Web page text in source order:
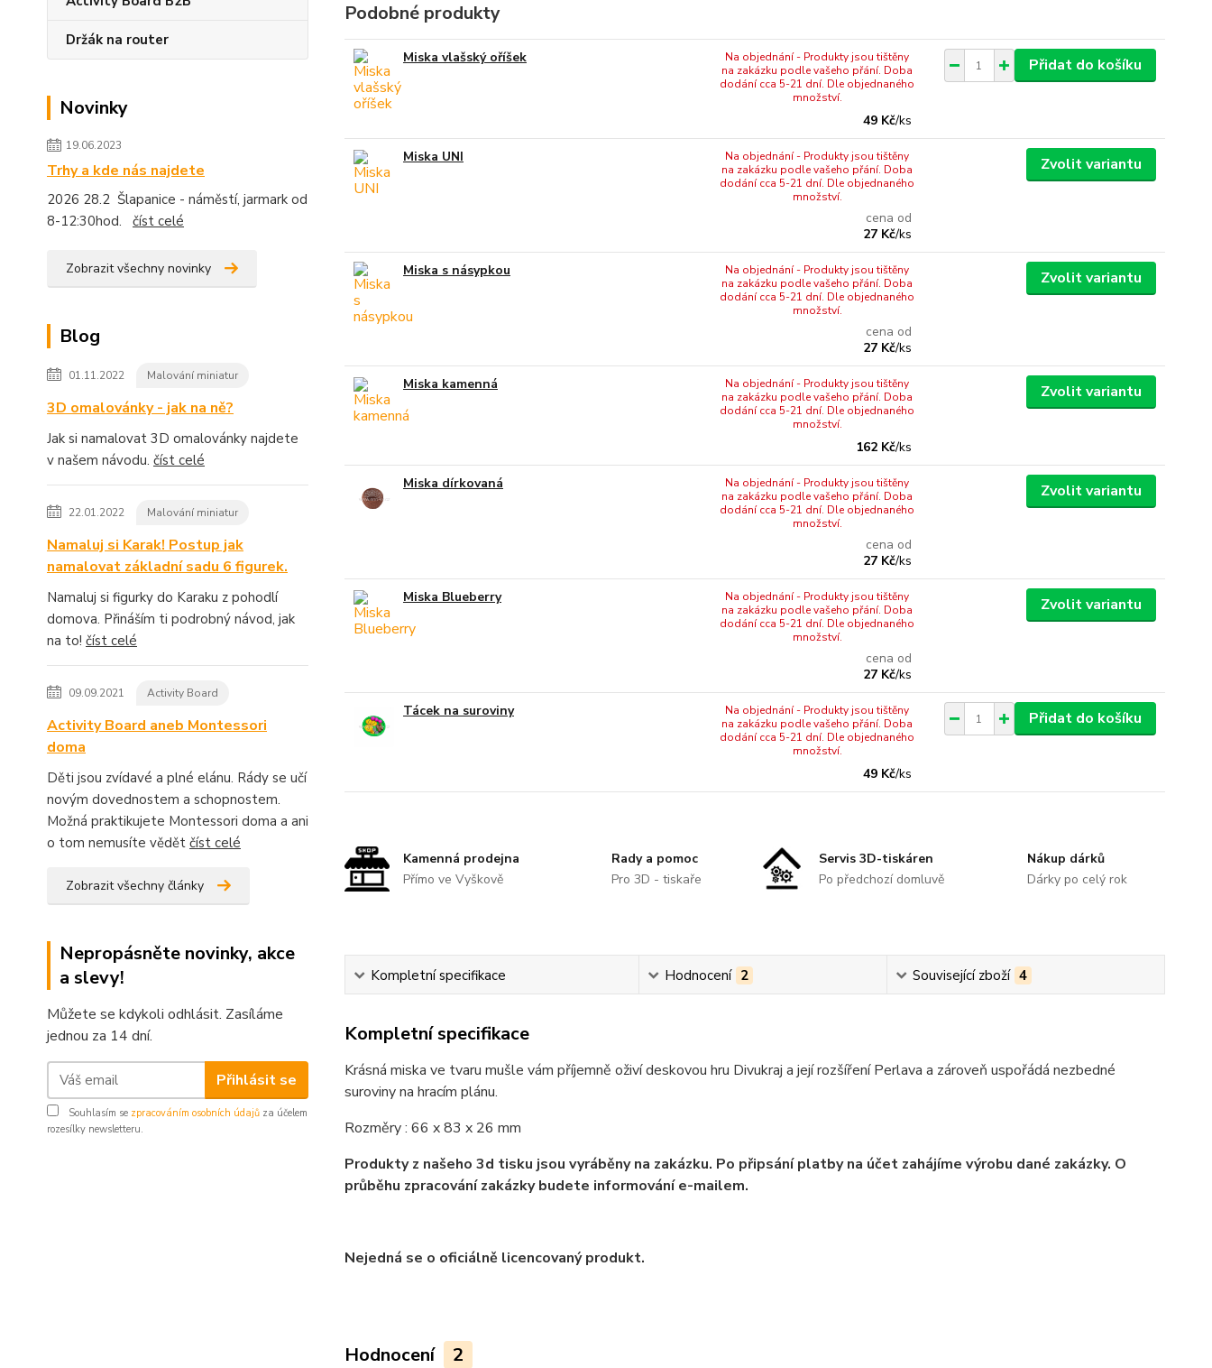
Držák na router
Novinky
19.06.2023
Trhy a kde nás najdete
2026 28.2 Šlapanice - náměstí, jarmark od
8-12:30hod. číst celé
Zobrazit všechny novinky
Blog
01.11.2022 Malování miniatur
3D omalovánky - jak na ně?
Jak si namalovat 3D omalovánky najdete
v našem návodu. číst celé
22.01.2022 Malování miniatur
Namaluj si Karak! Postup jak
namalovat základní sadu 6 figurek.
Namaluj si figurky do Karaku z pohodlí
domova. Přináším ti podrobný návod, jak
na to! číst celé
09.09.2021 Activity Board
Activity Board aneb Montessori
doma
Děti jsou zvídavé a plné elánu. Rády se učí
novým dovednostem a schopnostem.
Možná praktikujete Montessori doma a ani
o tom nemusíte vědět číst celé
Zobrazit všechny články
Nepropásněte novinky, akce
a slevy!
Můžete se kdykoli odhlásit. Zasíláme
jednou za 14 dní.
Přihlásit se
Souhlasím se zpracováním osobních údajů za účelem
rozesílky newsletteru.
Podobné produkty
Miska vlašský oříšek
49 Kč/ks
Na objednání - Produkty jsou tištěny
na zakázku podle vašeho přání. Doba
dodání cca 5-21 dní. Dle objednaného
množství.
Přidat do košíku
Miska UNI
cena od
27 Kč/ks
Na objednání - Produkty jsou tištěny
na zakázku podle vašeho přání. Doba
dodání cca 5-21 dní. Dle objednaného
množství.
Zvolit variantu
Miska s násypkou
cena od
27 Kč/ks
Na objednání - Produkty jsou tištěny
na zakázku podle vašeho přání. Doba
dodání cca 5-21 dní. Dle objednaného
množství.
Zvolit variantu
Miska kamenná
162 Kč/ks
Na objednání - Produkty jsou tištěny
na zakázku podle vašeho přání. Doba
dodání cca 5-21 dní. Dle objednaného
množství.
Zvolit variantu
Miska dírkovaná
cena od
27 Kč/ks
Na objednání - Produkty jsou tištěny
na zakázku podle vašeho přání. Doba
dodání cca 5-21 dní. Dle objednaného
množství.
Zvolit variantu
Miska Blueberry
cena od
27 Kč/ks
Na objednání - Produkty jsou tištěny
na zakázku podle vašeho přání. Doba
dodání cca 5-21 dní. Dle objednaného
množství.
Zvolit variantu
Tácek na suroviny
49 Kč/ks
Na objednání - Produkty jsou tištěny
na zakázku podle vašeho přání. Doba
dodání cca 5-21 dní. Dle objednaného
množství.
Přidat do košíku
Kamenná prodejna
Přímo ve Vyškově
Rady a pomoc
Pro 3D - tiskaře
Servis 3D-tiskáren
Po předchozí domluvě
Nákup dárků
Dárky po celý rok
Kompletní specifikace Hodnocení 2 Související zboží 4
Kompletní specifikace
Krásná miska ve tvaru mušle vám příjemně oživí deskovou hru Divukraj a její rozšíření Perlava a zároveň uspořádá nezbedné
suroviny na hracím plánu.
Rozměry : 66 x 83 x 26 mm
Produkty z našeho 3d tisku jsou vyráběny na zakázku. Po připsání platby na účet zahájíme výrobu dané zakázky. O
průběhu zpracování zakázky budete informování e-mailem.
Nejedná se o oficiálně licencovaný produkt.
Hodnocení 2